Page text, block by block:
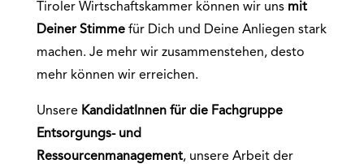
Tiroler Wirtschaftskammer können wir uns mit
Deiner Stimme für Dich und Deine Anliegen stark
machen. Je mehr wir zusammenstehen, desto
mehr können wir erreichen.
Unsere KandidatInnen für die Fachgruppe
Entsorgungs- und
Ressourcenmanagement, unsere Arbeit der